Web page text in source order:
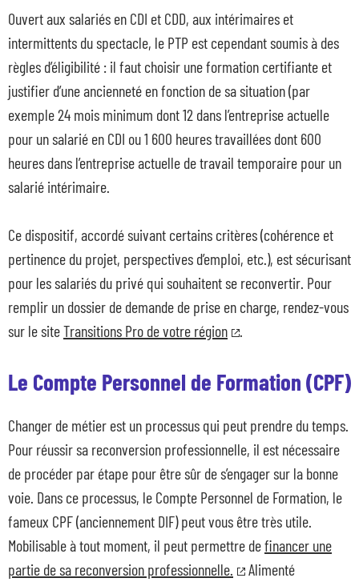
Ouvert aux salariés en CDI et CDD, aux intérimaires et
intermittents du spectacle, le PTP est cependant soumis à des
règles d’éligibilité : il faut choisir une formation certifiante et
justifier d’une ancienneté en fonction de sa situation (par
exemple 24 mois minimum dont 12 dans l’entreprise actuelle
pour un salarié en CDI ou 1 600 heures travaillées dont 600
heures dans l’entreprise actuelle de travail temporaire pour un
salarié intérimaire.
Ce dispositif, accordé suivant certains critères (cohérence et
pertinence du projet, perspectives d’emploi, etc.), est sécurisant
pour les salariés du privé qui souhaitent se reconvertir. Pour
remplir un dossier de demande de prise en charge, rendez-vous
sur le siteTransitions Pro de votre région
Le Compte Personnel de Formation (CPF)
Changer de métier est un processus qui peut prendre du temps.
Pour réussir sa reconversion professionnelle, il est nécessaire
de procéder par étape pour être sûr de s’engager sur la bonne
voie. Dans ce processus, le Compte Personnel de Formation, le
fameux CPF (anciennement DIF) peut vous être très utile.
Mobilisable à tout moment, il peut permettre definancer une
partie de sa reconversion professionnelle.
Alimenté